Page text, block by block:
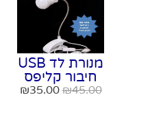
מנורת לד USB
חיבור קליפס
₪45.00
₪35.00